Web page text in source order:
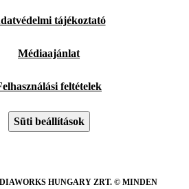
tájékoztató
Médiaajánlat
feltételek
Süti beállítások
HUNGARY ZRT. © MINDEN